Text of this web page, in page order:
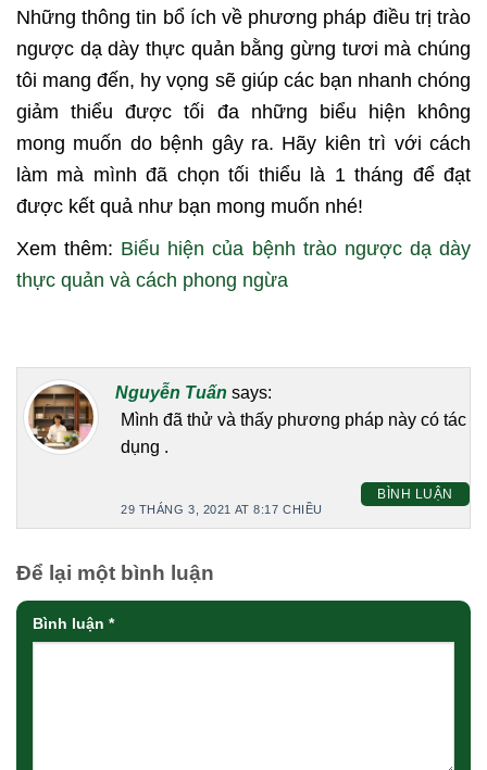
Những thông tin bổ ích về phương pháp điều trị trào
ngược dạ dày thực quản bằng gừng tươi mà chúng
tôi mang đến, hy vọng sẽ giúp các bạn nhanh chóng
giảm thiểu được tối đa những biểu hiện không
mong muốn do bệnh gây ra. Hãy kiên trì với cách
làm mà mình đã chọn tối thiểu là 1 tháng để đạt
được kết quả như bạn mong muốn nhé!
Xem thêm: Biểu hiện của bệnh trào ngược dạ dày
thực quản và cách phong ngừa
Nguyễn Tuấn says:
Mình đã thử và thấy phương pháp này có tác
dụng .
29 THÁNG 3, 2021 AT 8:17 CHIỀU
BÌNH LUẬN
Để lại một bình luận
Bình luận *